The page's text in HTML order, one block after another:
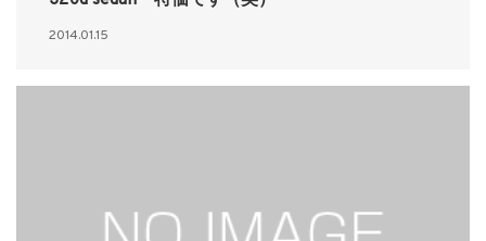
2014.01.15